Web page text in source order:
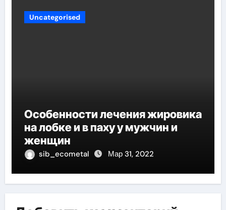
Uncategorised
Особенности лечения жировика
на лобке и в паху у мужчин и
женщин
sib_ecometal Мар 31, 2022